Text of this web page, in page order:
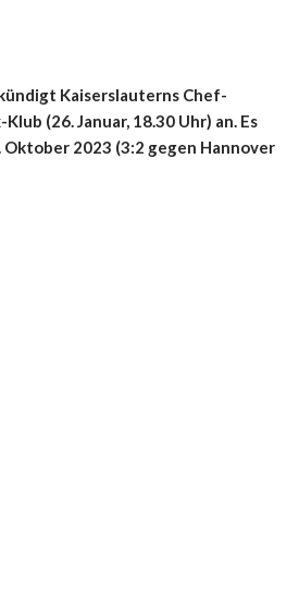
Kaiserslauterns Chef-
(26. Januar, 18.30 Uhr) an. Es
2023 (3:2 gegen Hannover